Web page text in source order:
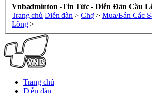
Vnbadminton -Tin Tức - Diễn Đàn Cầu
Trang chủ Diễn đàn > Chợ > Mua/Bán Các
Lông >
Trang chủ
Diễn đàn